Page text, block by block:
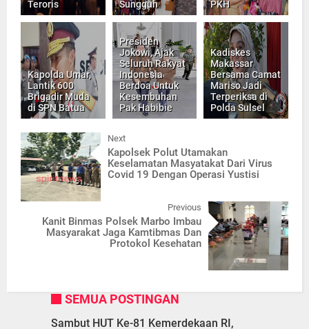
Teroris
Sungguh
PKH
Kapolda Umar,
Lantik 600
Brigadir Muda
di SPN Batua
Presiden
Jokowi, Ajak
Seluruh Rakyat
Indonesia
Berdoa Untuk
Kesembuhan
Pak Habibie
Kadiskes
Makassar
Bersama Camat
Mariso Jadi
Terperiksa di
Polda Sulsel
Next
Kapolsek Polut Utamakan
Keselamatan Masyatakat Dari Virus
Covid 19 Dengan Operasi Yustisi
Previous
Kanit Binmas Polsek Marbo Imbau
Masyarakat Jaga Kamtibmas Dan
Protokol Kesehatan
SEMUA POSTINGAN
Sambut HUT Ke-81 Kemerdekaan RI,